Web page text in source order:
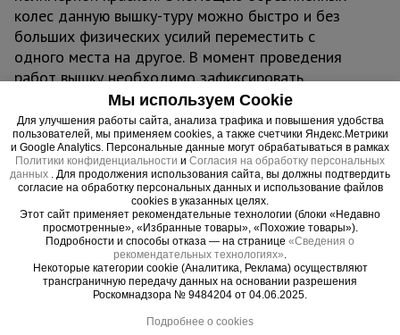
колес данную вышку-туру можно быстро и без
больших физических усилий переместить с
одного места на другое. В момент проведения
работ вышку необходимо зафиксировать
тормозными винтовыми опорами, находящихся
рядом с каждым колесом. Также ими можно
тонко отрегулировать высоту вышки. Это
необходимо, если вы работаете на неровной
площадке.
Вышка рассчитана на вес до 250 кг. На ней
комфортно может разместиться рабочий с
необходимым оборудованием.
Модель изготовлена в соответствии с
требованиями ГОСТ Р 58755-2019.
Мы используем Cookie
Для улучшения работы сайта, анализа трафика и повышения удобства
пользователей, мы применяем cookies, а также счетчики Яндекс.Метрики
и Google Analytics. Персональные данные могут обрабатываться в рамках
Политики конфиденциальности и Согласия на обработку персональных
данных . Для продолжения использования сайта, вы должны подтвердить
согласие на обработку персональных данных и использование файлов
cookies в указанных целях.
Этот сайт применяет рекомендательные технологии (блоки «Недавно
просмотренные», «Избранные товары», «Похожие товары»).
Подробности и способы отказа — на странице «Сведения о
рекомендательных технологиях».
Некоторые категории cookie (Аналитика, Реклама) осуществляют
трансграничную передачу данных на основании разрешения
Роскомнадзора № 9484204 от 04.06.2025.
Подробнее о cookies